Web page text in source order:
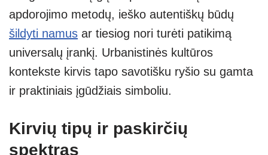
apdorojimo metodų, ieško autentiškų būdų
šildyti namus ar tiesiog nori turėti patikimą
universalų įrankį. Urbanistinės kultūros
kontekste kirvis tapo savotišku ryšio su gamta
ir praktiniais įgūdžiais simboliu.
Kirvių tipų ir paskirčių
spektras